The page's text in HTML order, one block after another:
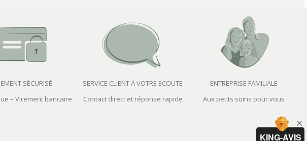
SÉCURISÉ
– Virement bancaire
SERVICE CLIENT À VOTRE ECOUTE
Contact direct et réponse rapide
ENTREPRISE FAMILIALE
Aux petits soins pour vous
KING-AVIS